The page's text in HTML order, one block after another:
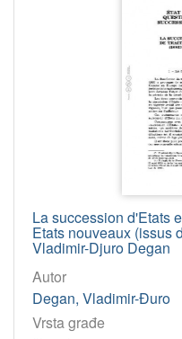
La succession d'Etats
Etats nouveaux (issus
Vladimir-Djuro Degan
Autor
Degan, Vladimir-Đuro
Vrsta građe